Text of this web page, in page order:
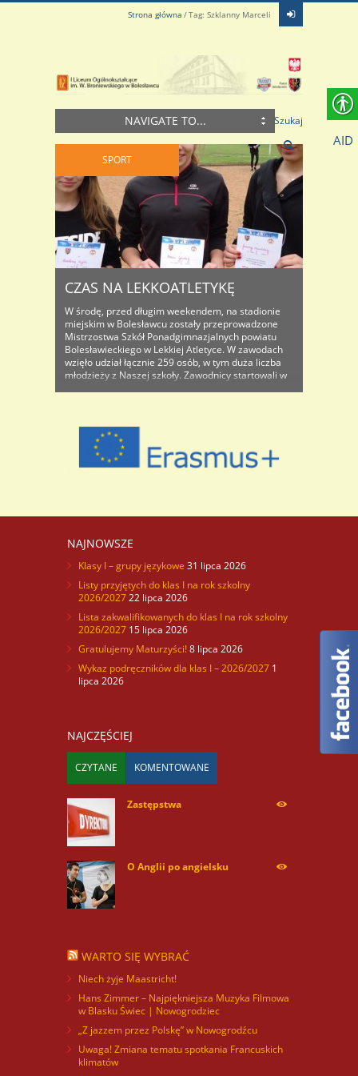
Strona główna Tag: Szklanny Marceli
NAVIGATE TO... Szukaj
SPORT
CZAS NA LEKKOATLETYKĘ
W środę, przed długim weekendem, na stadionie
miejskim w Bolesławcu zostały przeprowadzone
Mistrzostwa Szkół Ponadgimnazjalnych powiatu
Bolesławieckiego w Lekkiej Atletyce. W zawodach
wzięło udział łącznie 259 osób, w tym duża liczba
młodzieży z Naszej szkoły. Zawodnicy startowali w
NAJNOWSZE
Klasy I – grupy językowe 31 lipca 2026
Listy przyjętych do klas I na rok szkolny
2026/202722 lipca 2026
Lista zakwalifikowanych do klas I na rok szkolny
2026/2027 15 lipca 2026
Gratulujemy Maturzyści!8 lipca 2026
Wykaz podręczników dla klas I – 2026/2027 1
lipca 2026
NAJCZĘŚCIEJ
CZYTANE KOMENTOWANE
Zastępstwa
O Anglii po angielsku
WARTO SIĘ WYBRAĆ
Niech żyje Maastricht!
Hans Zimmer – Najpiękniejsza Muzyka Filmowa
w Blasku Świec | Nowogrodziec
„Z jazzem przez Polskę” w Nowogrodźcu
Uwaga! Zmiana tematu spotkania Francuskich
klimatów
AID